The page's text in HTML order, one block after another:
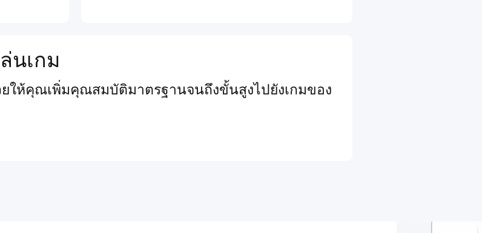
นเกม
ยให้คุณเพิ่มคุณสมบัติมาตรฐานจนถึงขั้นสูงไปยังเกมของ